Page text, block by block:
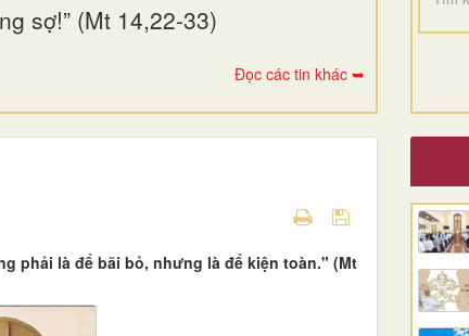
sợ!” (Mt 14,22-33)
Đọc các tin khác ➥
phải là để bãi bỏ, nhưng là để kiện toàn." (Mt